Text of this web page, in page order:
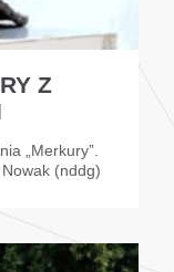
Z
„Merkury”.
(nddg)